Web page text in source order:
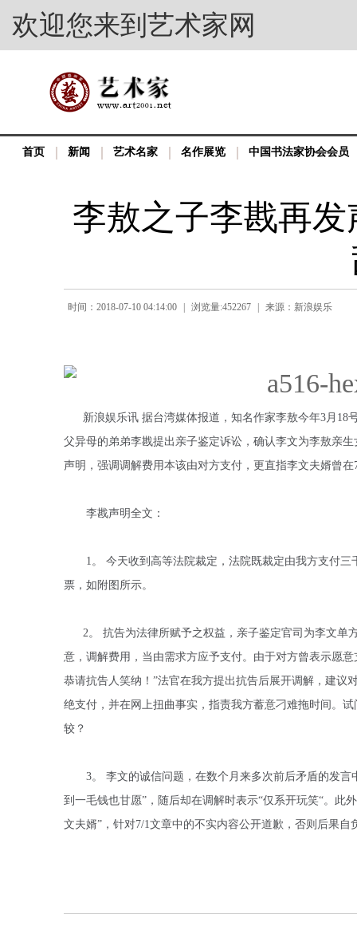
欢迎您来到艺术家网
首页 新闻 艺术名家 名作展览 中国书法家协会会员
李敖之子李戡再
时间：2018-07-10 04:14:00 浏览量:452267 来源：新浪娱乐
新浪娱乐讯 据台湾媒体报道，知名作家李敖今年3月18
父异母的弟弟李戡提出亲子鉴定诉讼，确认李文为李敖亲
声明，强调调解费用本该由对方支付，更直指李文夫婿曾
李戡声明全文：
1。 今天收到高等法院裁定，法院既裁定由我方支付三
票，如附图所示。
2。 抗告为法律所赋予之权益，亲子鉴定官司为李文单
意，调解费用，当由需求方应予支付。由于对方曾表示愿
恭请抗告人笑纳！”法官在我方提出抗告后展开调解，建议
绝支付，并在网上扭曲事实，指责我方蓄意刁难拖时间。
较？
3。 李文的诚信问题，在数个月来多次前后矛盾的发言
到一毛钱也甘愿”，随后却在调解时表示“仅系开玩笑“。此
文夫婿”，针对7/1文章中的不实内容公开道歉，否则后果自